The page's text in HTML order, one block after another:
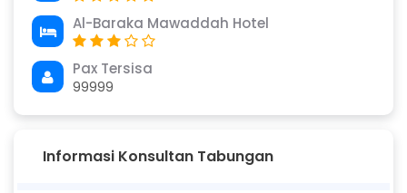
Al-Baraka Mawaddah Hotel
Pax Tersisa
99999
Informasi Konsultan Tabungan